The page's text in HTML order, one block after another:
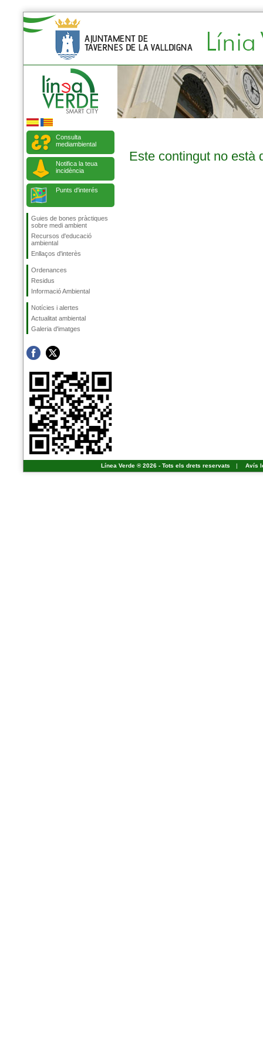
Consulta
mediambiental
Notifica la teua
incidència
Punts d'interés
Guies de bones pràctiques
sobre medi ambient
Recursos d'educació
ambiental
Enllaços d'interès
Ordenances
Residus
Informació Ambiental
Notícies i alertes
Actualitat ambiental
Galeria d'imatges
Este contingut no està
Línea Verde ® 2026 - Tots els drets reservats | Avís